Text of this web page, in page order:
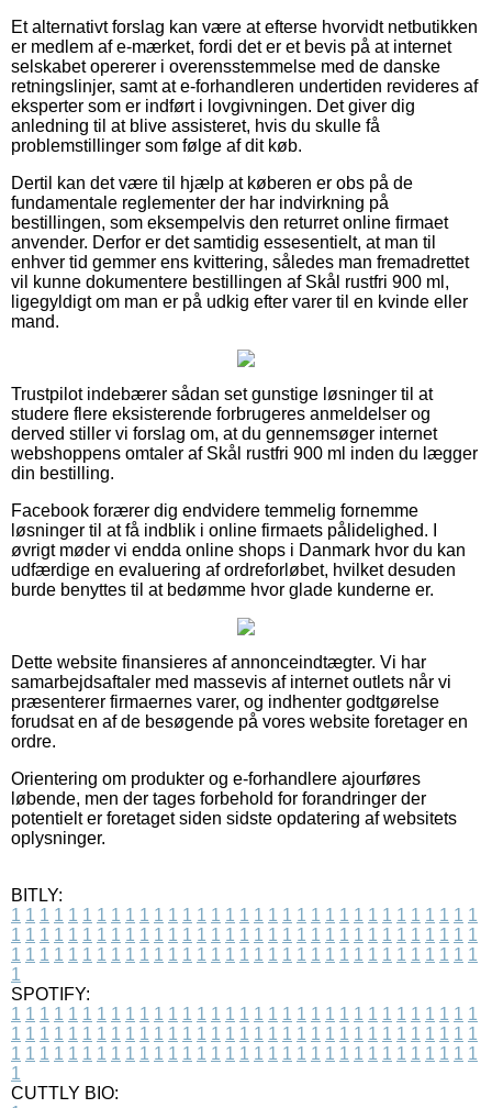
Et alternativt forslag kan være at efterse hvorvidt netbutikken
er medlem af e-mærket, fordi det er et bevis på at internet
selskabet opererer i overensstemmelse med de danske
retningslinjer, samt at e-forhandleren undertiden revideres af
eksperter som er indført i lovgivningen. Det giver dig
anledning til at blive assisteret, hvis du skulle få
problemstillinger som følge af dit køb.
Dertil kan det være til hjælp at køberen er obs på de
fundamentale reglementer der har indvirkning på
bestillingen, som eksempelvis den returret online firmaet
anvender. Derfor er det samtidig essesentielt, at man til
enhver tid gemmer ens kvittering, således man fremadrettet
vil kunne dokumentere bestillingen af Skål rustfri 900 ml,
ligegyldigt om man er på udkig efter varer til en kvinde eller
mand.
Trustpilot indebærer sådan set gunstige løsninger til at
studere flere eksisterende forbrugeres anmeldelser og
derved stiller vi forslag om, at du gennemsøger internet
webshoppens omtaler af Skål rustfri 900 ml inden du lægger
din bestilling.
Facebook forærer dig endvidere temmelig fornemme
løsninger til at få indblik i online firmaets pålidelighed. I
øvrigt møder vi endda online shops i Danmark hvor du kan
udfærdige en evaluering af ordreforløbet, hvilket desuden
burde benyttes til at bedømme hvor glade kunderne er.
Dette website finansieres af annonceindtægter. Vi har
samarbejdsaftaler med massevis af internet outlets når vi
præsenterer firmaernes varer, og indhenter godtgørelse
forudsat en af de besøgende på vores website foretager en
ordre.
Orientering om produkter og e-forhandlere ajourføres
løbende, men der tages forbehold for forandringer der
potentielt er foretaget siden sidste opdatering af websitets
oplysninger.
BITLY:
1 1 1 1 1 1 1 1 1 1 1 1 1 1 1 1 1 1 1 1 1 1 1 1 1 1 1 1 1 1 1 1 1
1 1 1 1 1 1 1 1 1 1 1 1 1 1 1 1 1 1 1 1 1 1 1 1 1 1 1 1 1 1 1 1 1
1 1 1 1 1 1 1 1 1 1 1 1 1 1 1 1 1 1 1 1 1 1 1 1 1 1 1 1 1 1 1 1 1
1
SPOTIFY:
1 1 1 1 1 1 1 1 1 1 1 1 1 1 1 1 1 1 1 1 1 1 1 1 1 1 1 1 1 1 1 1 1
1 1 1 1 1 1 1 1 1 1 1 1 1 1 1 1 1 1 1 1 1 1 1 1 1 1 1 1 1 1 1 1 1
1 1 1 1 1 1 1 1 1 1 1 1 1 1 1 1 1 1 1 1 1 1 1 1 1 1 1 1 1 1 1 1 1
1
CUTTLY BIO: